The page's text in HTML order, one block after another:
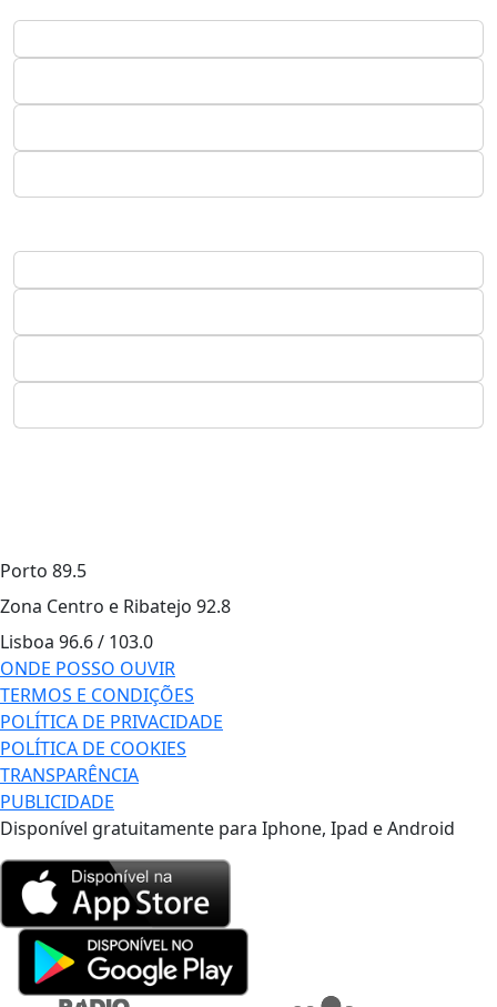
Porto 89.5
Zona Centro e Ribatejo 92.8
Lisboa 96.6 / 103.0
ONDE POSSO OUVIR
TERMOS E CONDIÇÕES
POLÍTICA DE PRIVACIDADE
POLÍTICA DE COOKIES
TRANSPARÊNCIA
PUBLICIDADE
Disponível gratuitamente para Iphone, Ipad e Android